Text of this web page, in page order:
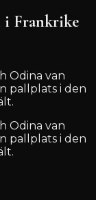
i Frankrike
Odina van
pallplats i den
Odina van
pallplats i den